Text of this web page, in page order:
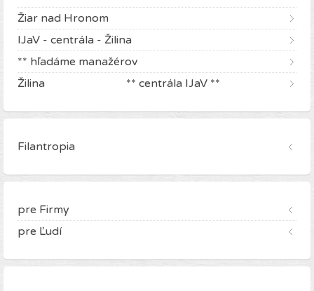
Žiar nad Hronom
IJaV - centrála - Žilina
** hľadáme manažérov
Žilina ** centrála IJaV **
Filantropia
pre Firmy
pre Ľudí